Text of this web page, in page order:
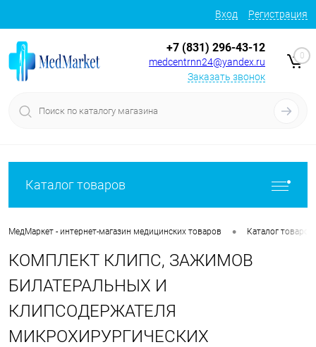
Вход Регистрация
+7 (831) 296-43-12
medcentrnn24@yandex.ru
Заказать звонок
0
Каталог товаров
МедМаркет - интернет-магазин медицинских товаров • Каталог товаров
КОМПЛЕКТ КЛИПС, ЗАЖИМОВ
БИЛАТЕРАЛЬНЫХ И
КЛИПСОДЕРЖАТЕЛЯ
МИКРОХИРУРГИЧЕСКИХ